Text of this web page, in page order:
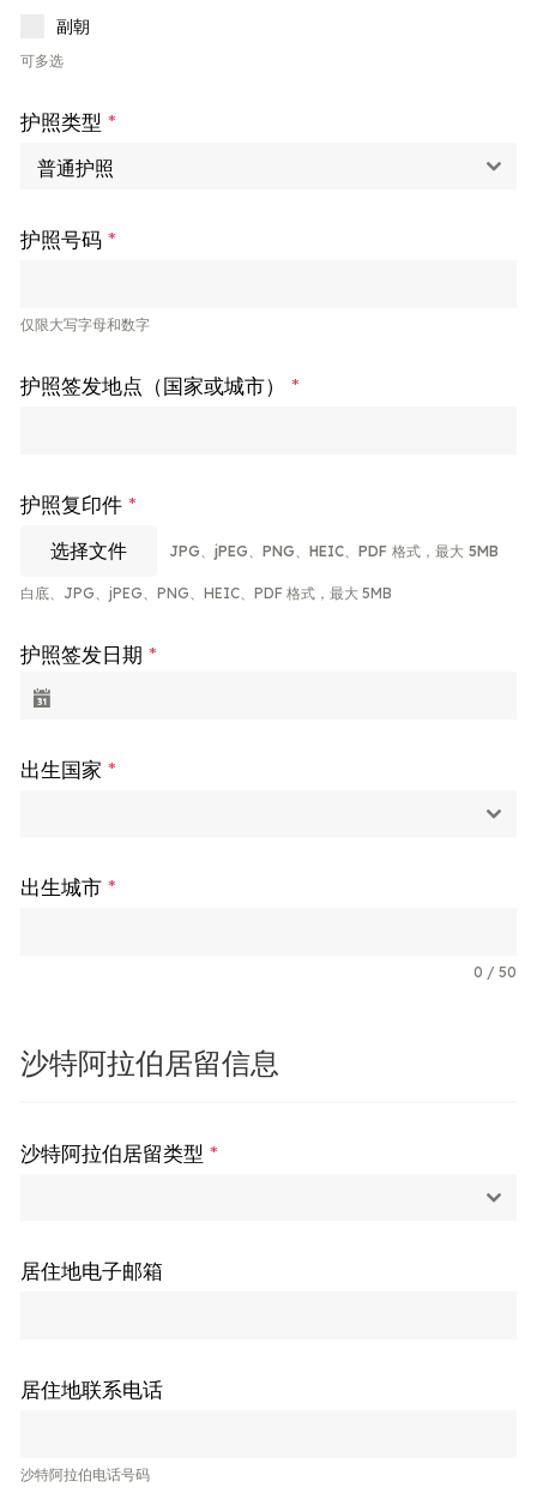
副朝
可多选
护照类型*
普通护照
护照号码*
仅限大写字母和数字
护照签发地点（国家或城市）*
护照复印件*
选择文件 JPG、jPEG、PNG、HEIC、PDF 格式，最大 5MB
白底、JPG、jPEG、PNG、HEIC、PDF 格式，最大 5MB
护照签发日期*
出生国家*
出生城市*
0 / 50
沙特阿拉伯居留信息
沙特阿拉伯居留类型*
居住地电子邮箱
居住地联系电话
沙特阿拉伯电话号码